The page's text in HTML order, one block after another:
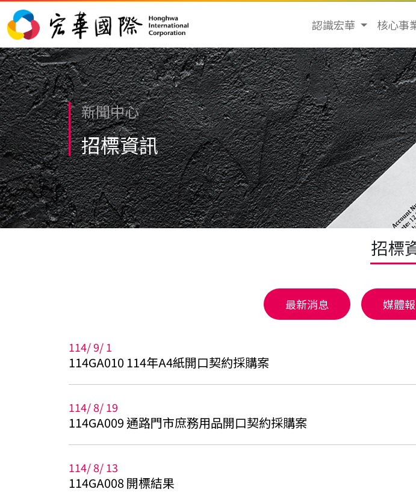
認識宏華 核心事
新聞中心
招標資訊
招標
最新消息 媒體
114/9/1
114GA010 114年A4紙開口契約採購案
114/8/19
114GA009 通路門市庶務用品開口契約採購案
114/8/13
114GA008 開標結果